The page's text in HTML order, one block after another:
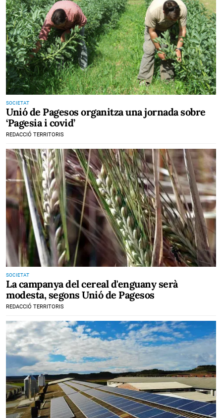
SOCIETAT
Unió de Pagesos organitza una jornada sobre
‘Pagesia i covid’
REDACCIÓ TERRITORIS
SOCIETAT
La campanya del cereal d'enguany serà
modesta, segons Unió de Pagesos
REDACCIÓ TERRITORIS